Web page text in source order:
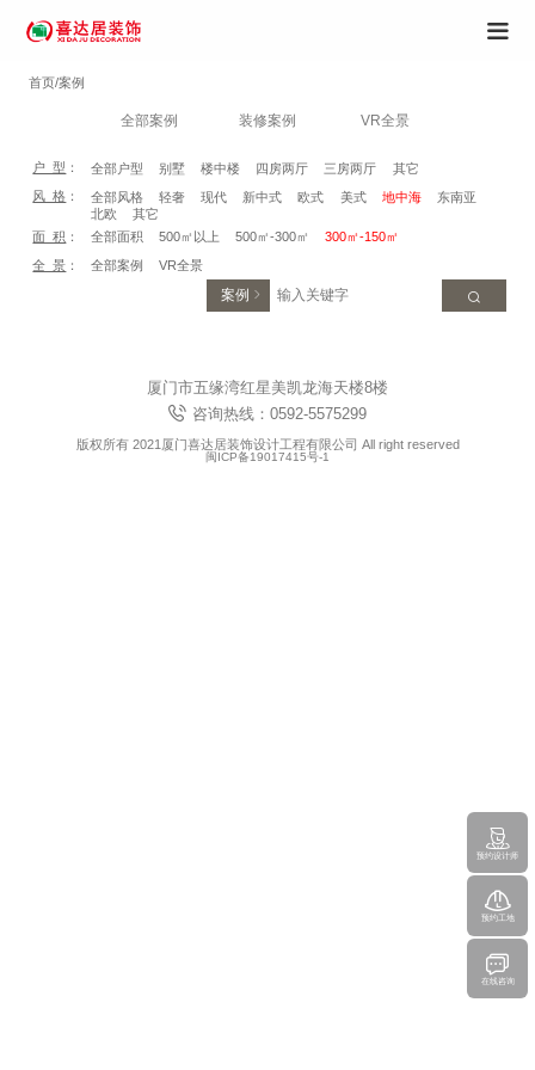
首页/案例
全部案例 装修案例 VR全景
户 型 ： 全部户型 别墅 楼中楼 四房两厅 三房两厅
其它
风 格 ： 全部风格 轻奢 现代 新中式 欧式 美式 地中海
东南亚
北欧
其它
面 积 ： 全部面积 500㎡以上 500㎡-300㎡
300㎡-150㎡
全 景 ： 全部案例 VR全景
案例
厦门市五缘湾红星美凯龙海天楼8楼
咨询热线：0592-5575299
版权所有 2021厦门喜达居装饰设计工程有限公司 All right reserved
闽ICP备19017415号-1
预约设计师
预约工地
在线咨询